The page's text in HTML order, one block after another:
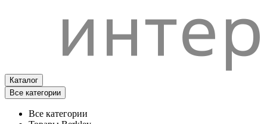
Каталог
Все категории
Все категории